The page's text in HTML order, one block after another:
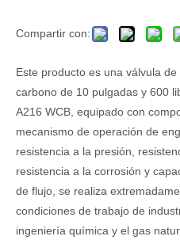
Compartir con:
Este producto es una válvula
carbono de 10 pulgadas y 600
A216 WCB, equipado con
mecanismo de operación de
resistencia a la presión,
resistencia a la corrosión y
de flujo, se realiza
condiciones de trabajo de
ingeniería química y el gas